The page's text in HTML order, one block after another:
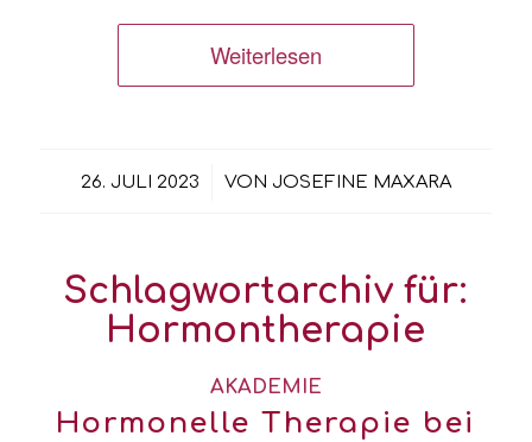
Weiterlesen
26. JULI 2023
/ VON JOSEFINE MAXARA
Schlagwortarchiv für:
Hormontherapie
AKADEMIE
Hormonelle Therapie bei